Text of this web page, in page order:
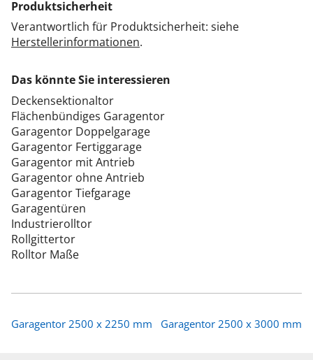
Produktsicherheit
Verantwortlich für Produktsicherheit: siehe
Herstellerinformationen.
Das könnte Sie interessieren
Deckensektionaltor
Flächenbündiges Garagentor
Garagentor Doppelgarage
Garagentor Fertiggarage
Garagentor mit Antrieb
Garagentor ohne Antrieb
Garagentor Tiefgarage
Garagentüren
Industrierolltor
Rollgittertor
Rolltor Maße
Garagentor 2500 x 2250 mm Garagentor 2500 x 3000 mm